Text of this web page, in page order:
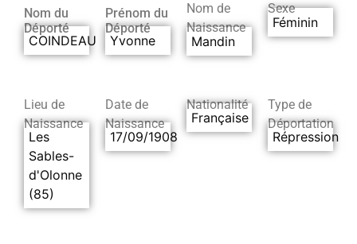
Nom du
Déporté
COINDEAU
Prénom du
Déporté
Yvonne
Nom de
Naissance
Mandin
Sexe
Féminin
Lieu de
Naissance
Les
Sables-
d'Olonne
(85)
Date de
Naissance
17/09/1908
Nationalité
Française
Type de
Déportation
Répression